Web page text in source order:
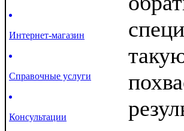
Интернет-магазин
Справочные услуги
Консультации